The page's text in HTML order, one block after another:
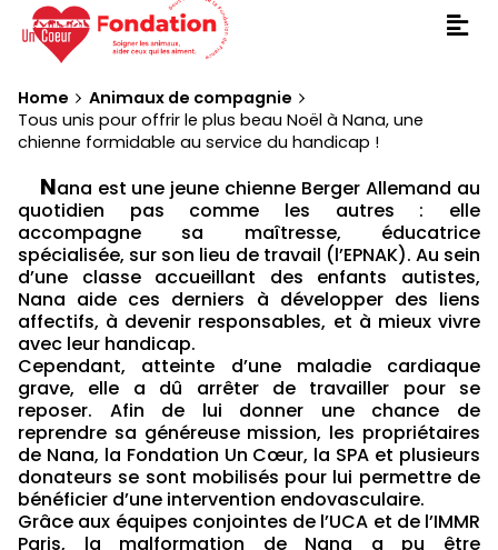
Home
Animaux de compagnie
Tous unis pour offrir le plus beau Noël à Nana, une
chienne formidable au service du handicap !
Nana est une jeune chienne Berger Allemand au
quotidien pas comme les autres : elle
accompagne sa maîtresse, éducatrice
spécialisée, sur son lieu de travail (l’EPNAK). Au sein
d’une classe accueillant des enfants autistes,
Nana aide ces derniers à développer des liens
affectifs, à devenir responsables, et à mieux vivre
avec leur handicap.
Cependant, atteinte d’une maladie cardiaque
grave, elle a dû arrêter de travailler pour se
reposer. Afin de lui donner une chance de
reprendre sa généreuse mission, les propriétaires
de Nana, la Fondation Un Cœur, la SPA et plusieurs
donateurs se sont mobilisés pour lui permettre de
bénéficier d’une intervention endovasculaire.
Grâce aux équipes conjointes de l’UCA et de l’IMMR
Paris, la malformation de Nana a pu être